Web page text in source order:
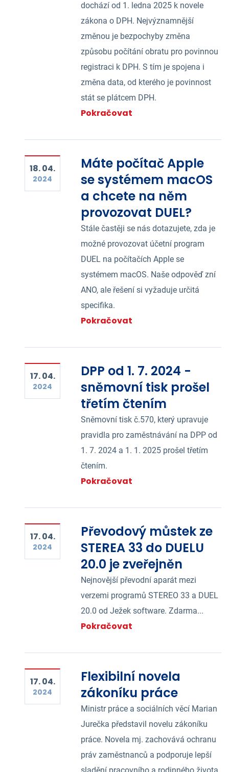
dochází od 1. ledna 2025 k novele
zákona o DPH. Nejvýznamnější
změnou je bezpochyby změna
způsobu počítání obratu pro povinnou
registraci k DPH. S tím je spojena i
změna data, od kterého je povinnost
stát se plátcem DPH.
Pokračovat
18. 04.
2024
Máte počítač Apple
se systémem macOS
a chcete na něm
provozovat DUEL?
Stále častěji se nás dotazujete, zda je
možné provozovat účetní program
DUEL na počítačích Apple se
systémem macOS. Naše odpověď zní
ANO, ale řešení si vyžaduje určitá
specifika.
Pokračovat
17. 04.
2024
DPP od 1. 7. 2024 -
sněmovní tisk prošel
třetím čtením
Sněmovní tisk č.570, který upravuje
pravidla pro zaměstnávání na DPP od
1. 7. 2024 a 1. 1. 2025 prošel třetím
čtením.
Pokračovat
17. 04.
2024
Převodový můstek ze
STEREA 33 do DUELU
20.0 je zveřejněn
Nejnovější převodní aparát mezi
verzemi programů STEREO 33 a DUEL
20.0 od Ježek software. Zdarma...
Pokračovat
17. 04.
2024
Flexibilní novela
zákoníku práce
Ministr práce a sociálních věcí Marian
Jurečka představil novelu zákoníku
práce. Novela mj. zachovává ochranu
práv zaměstnanců a podporuje lepší